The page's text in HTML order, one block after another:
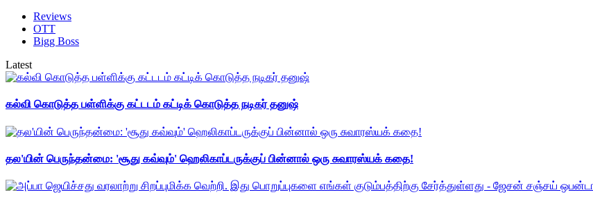
Reviews
OTT
Bigg Boss
Latest
கல்வி கொடுத்த பள்ளிக்கு கட்டடம் கட்டிக் கொடுத்த நடிகர் தனுஷ்
தல'யின் பெருந்தன்மை: 'சூது கவ்வும்' ஹெலிகாப்டருக்குப் பின்னால் ஒரு சுவாரஸ்யக் கதை!